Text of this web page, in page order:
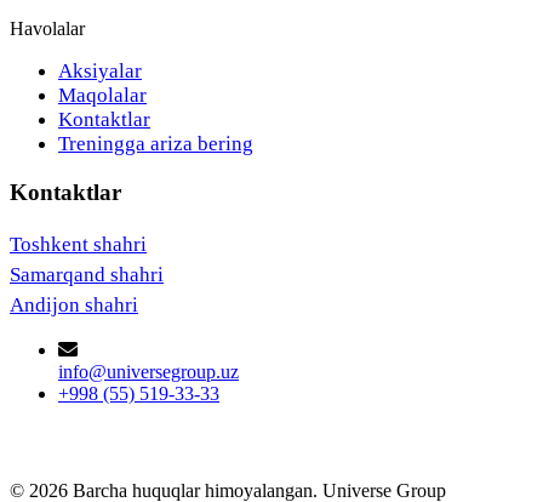
Havolalar
Aksiyalar
Maqolalar
Kontaktlar
Treningga ariza bering
Kontaktlar
Toshkent shahri
Samarqand shahri
Andijon shahri
info@universegroup.uz
+998 (55) 519-33-33
© 2026 Barcha huquqlar himoyalangan. Universe Group